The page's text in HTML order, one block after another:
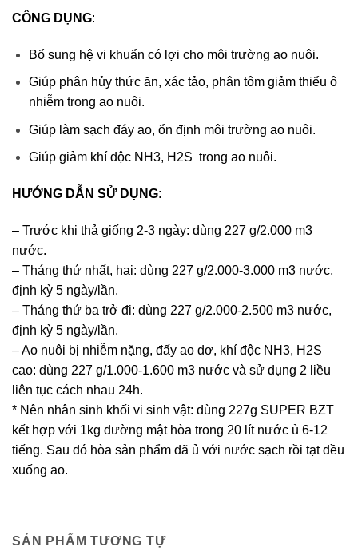
CÔNG DỤNG:
Bổ sung hệ vi khuẩn có lợi cho môi trường ao nuôi.
Giúp phân hủy thức ăn, xác tảo, phân tôm giảm thiểu ô
nhiễm trong ao nuôi.
Giúp làm sạch đáy ao, ổn định môi trường ao nuôi.
Giúp giảm khí độc NH3, H2S trong ao nuôi.
HƯỚNG DẪN SỬ DỤNG:
– Trước khi thả giống 2-3 ngày: dùng 227 g/2.000 m3
nước.
– Tháng thứ nhất, hai: dùng 227 g/2.000-3.000 m3 nước,
định kỳ 5 ngày/lần.
– Tháng thứ ba trở đi: dùng 227 g/2.000-2.500 m3 nước,
định kỳ 5 ngày/lần.
– Ao nuôi bị nhiễm nặng, đấy ao dơ, khí độc NH3, H2S
cao: dùng 227 g/1.000-1.600 m3 nước và sử dụng 2 liều
liên tục cách nhau 24h.
* Nên nhân sinh khối vi sinh vật: dùng 227g SUPER BZT
kết hợp với 1kg đường mật hòa trong 20 lít nước ủ 6-12
tiếng. Sau đó hòa sản phẩm đã ủ với nước sạch rồi tạt đều
xuống ao.
SẢN PHẨM TƯƠNG TỰ